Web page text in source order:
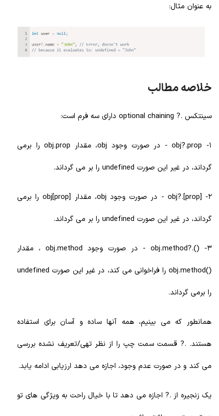
به عنوان مثال:
خلاصه مطالب
سینتکس .? optional chaining دارای سه فرم است:
1- obj?.prop - در صورت وجود obj، مقدار obj.prop را برمی
گرداند، در غیر این صورت undefined را بر می گرداند.
2- obj?.[prop] - در صورت وجود obj، مقدار obj[prop] را برمی
گرداند، در غیر این صورت undefined را بر می گرداند.
3- ().?obj.method - در صورت وجود obj.method ، مقدار
()obj.method را فراخوانی می کند، در غیر این صورت undefined
را برمی گرداند.
همانطور که می بینیم، همه آنها ساده و آسان برای استفاده
هستند. .? قسمت سمت چپ را از نظر تهی/تعریف نشده بررسی
می کند و در صورت عدم وجود، اجازه می دهد ارزیابی ادامه یابد.
یک زنجیره از .? اجازه می دهد تا با خیال راحت به ویژگی های تو